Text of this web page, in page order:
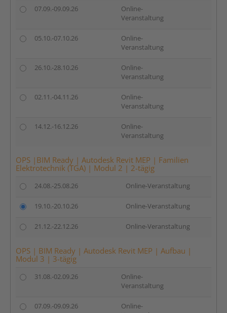
07.09.-09.09.26
Online-
Veranstaltung
05.10.-07.10.26
Online-
Veranstaltung
26.10.-28.10.26
Online-
Veranstaltung
02.11.-04.11.26
Online-
Veranstaltung
14.12.-16.12.26
Online-
Veranstaltung
OPS |BIM Ready | Autodesk Revit MEP | Familien
Elektrotechnik (TGA) | Modul 2 | 2-tägig
24.08.-25.08.26 Online-Veranstaltung
19.10.-20.10.26 Online-Veranstaltung
21.12.-22.12.26 Online-Veranstaltung
OPS | BIM Ready | Autodesk Revit MEP | Aufbau |
Modul 3 | 3-tägig
31.08.-02.09.26
Online-
Veranstaltung
07.09.-09.09.26
Online-